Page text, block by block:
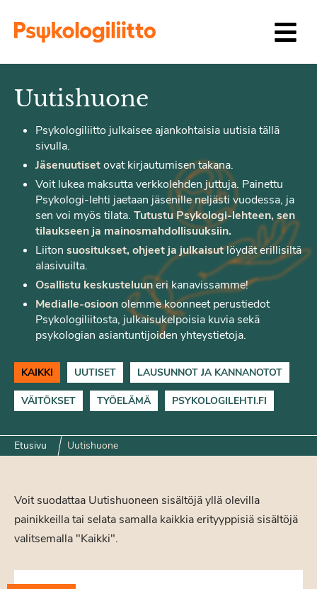
Uutishuone
Psykologiliitto julkaisee ajankohtaisia uutisia tällä
sivulla.
Jäsenuutisetovat kirjautumisen takana.
Voit lukea maksutta verkkolehden juttuja. Painettu
Psykologi-lehti jaetaan jäsenille neljästi vuodessa, ja
sen voi myös tilata. Tutustu Psykologi-lehteen, sen
tilaukseen ja mainosmahdollisuuksiin.
Liiton suositukset, ohjeet ja julkaisutlöydät erillisiltä
alasivuilta.
Osallistu keskusteluuneri kanavissamme!
Medialle-osioonolemme koonneet perustiedot
Psykologiliitosta, julkaisukelpoisia kuvia sekä
psykologian asiantuntijoiden yhteystietoja.
KAIKKI UUTISET LAUSUNNOT JA KANNANOTOT
VÄITÖKSET TYÖELÄMÄ PSYKOLOGILEHTI.FI
Etusivu Uutishuone
Voit suodattaa Uutishuoneen sisältöjä yllä olevilla
painikkeilla tai selata samalla kaikkia erityyppisiä sisältöjä
valitsemalla "Kaikki".